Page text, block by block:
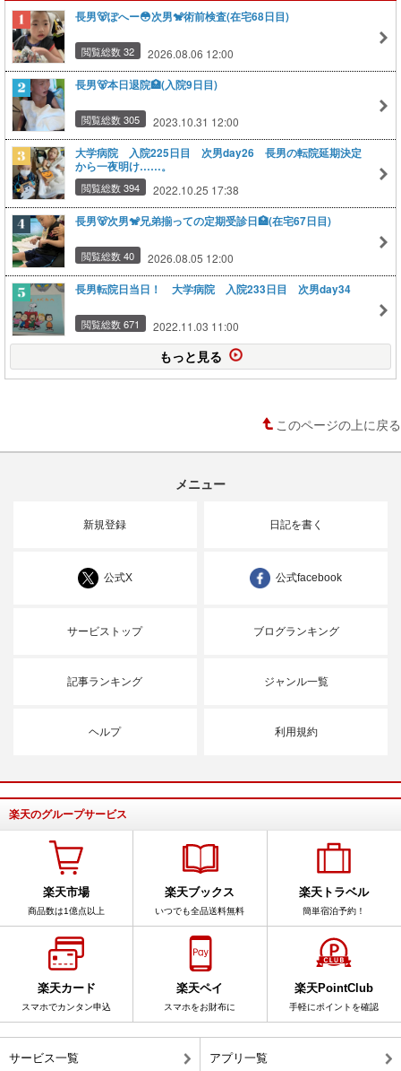
長男🐻ぽへー😳次男🐒術前検査(在宅68日目)
閲覧総数 32 2026.08.06 12:00
長男🐻本日退院🏥(入院9日目)
閲覧総数 305 2023.10.31 12:00
大学病院 入院225日目 次男day26 長男の転院延期決定
から一夜明け……。
閲覧総数 394 2022.10.25 17:38
長男🐻次男🐒兄弟揃っての定期受診日🏥(在宅67日目)
閲覧総数 40 2026.08.05 12:00
長男転院日当日！ 大学病院 入院233日目 次男day34
閲覧総数 671 2022.11.03 11:00
もっと見る
このページの上に戻る
メニュー
新規登録 日記を書く
公式X 公式facebook
サービストップ ブログランキング
記事ランキング ジャンル一覧
ヘルプ 利用規約
楽天のグループサービス
楽天市場
商品数は1億点以上
楽天ブックス
いつでも全品送料無料
楽天トラベル
簡単宿泊予約！
楽天カード
スマホでカンタン申込
楽天ペイ
スマホをお財布に
楽天PointClub
手軽にポイントを確認
サービス一覧 アプリ一覧